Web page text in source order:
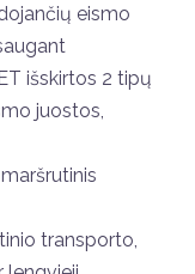
eismo
išskirtos 2 tipų
juostos,
transporto,